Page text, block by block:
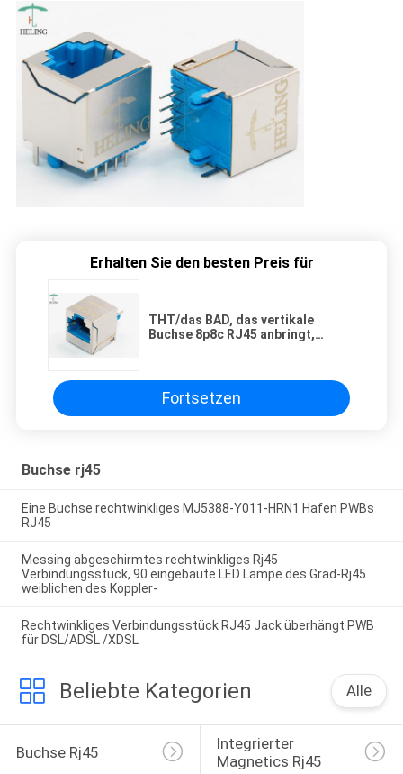
Erhalten Sie den besten Preis für
THT/das BAD, das vertikale
Buchse 8p8c RJ45 anbringt,
Fortsetzen
Buchse rj45
Eine Buchse rechtwinkliges MJ5388-Y011-HRN1 Hafen PWBs
RJ45
Messing abgeschirmtes rechtwinkliges Rj45
Verbindungsstück, 90 eingebaute LED Lampe des Grad-Rj45
weiblichen des Koppler-
Rechtwinkliges Verbindungsstück RJ45 Jack überhängt PWB
für DSL/ADSL /XDSL
Beliebte Kategorien Alle
Buchse Rj45
Integrierter
Magnetics Rj45